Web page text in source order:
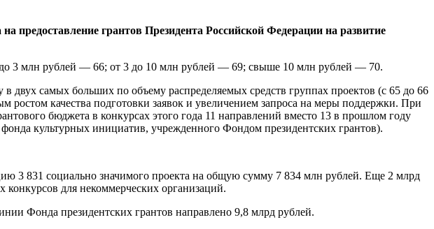
предоставление грантов Президента Российской Федерации на развитие
до 3 млн рублей — 66; от 3 до 10 млн рублей — 69; свыше 10 млн рублей — 70.
самых больших по объему распределяемых средств группах проектов (с 65 до 66
ростом качества подготовки заявок и увеличением запроса на меры поддержки. При
бюджета в конкурсах этого года 11 направлений вместо 13 в прошлом году
культурных инициатив, учрежденного Фондом президентских грантов).
3 831 социально значимого проекта на общую сумму 7 834 млн рублей. Еще 2 млрд
для некоммерческих организаций.
Фонда президентских грантов направлено 9,8 млрд рублей.